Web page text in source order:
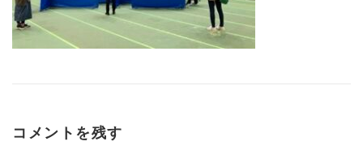
コメントを残す